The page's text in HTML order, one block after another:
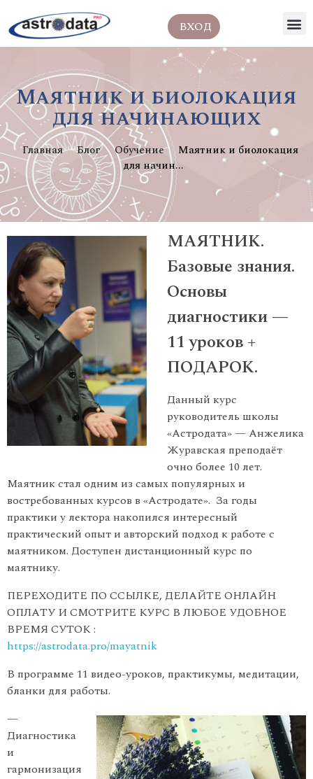
ВХОД
Маятник и биолокация
для начинающих
Главная Блог Обучение
Маятник и биолокация
для начин...
МАЯТНИК.
Базовые знания.
Основы
диагностики —
11 уроков +
ПОДАРОК.
Данный курс
руководитель школы
«Астродата» — Анжелика
Журавская преподаёт
очно более 10 лет.
Маятник стал одним из самых популярных и
востребованных курсов в «Астродате». За годы
практики у лектора накопился интересный
практический опыт и авторский подход к работе с
маятником. Доступен дистанционный курс по
маятнику.
ПЕРЕХОДИТЕ ПО ССЫЛКЕ, ДЕЛАЙТЕ ОНЛАЙН
ОПЛАТУ И СМОТРИТЕ КУРС В ЛЮБОЕ УДОБНОЕ
ВРЕМЯ СУТОК :
https://astrodata.pro/mayatnik
В программе 11 видео-уроков, практикумы, медитации,
бланки для работы.
—
Диагностика
и
гармонизация